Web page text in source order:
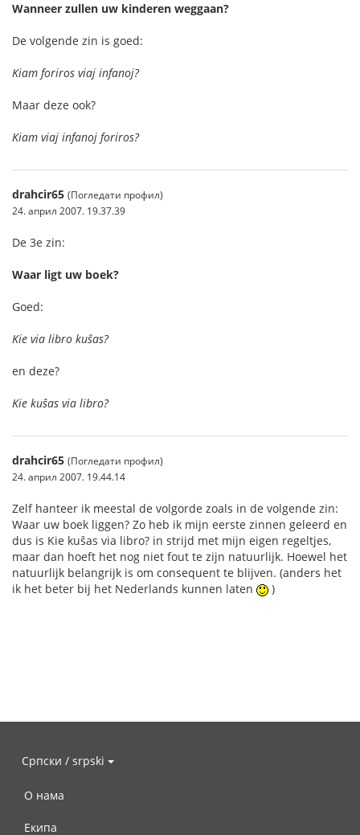
Wanneer zullen uw kinderen weggaan?
De volgende zin is goed:
Kiam foriros viaj infanoj?
Maar deze ook?
Kiam viaj infanoj foriros?
drahcir65 (Погледати профил)
24. април 2007. 19.37.39
De 3e zin:
Waar ligt uw boek?
Goed:
Kie via libro kuŝas?
en deze?
Kie kuŝas via libro?
drahcir65 (Погледати профил)
24. април 2007. 19.44.14
Zelf hanteer ik meestal de volgorde zoals in de volgende zin:
Waar uw boek liggen? Zo heb ik mijn eerste zinnen geleerd en
dus is Kie kuŝas via libro? in strijd met mijn eigen regeltjes,
maar dan hoeft het nog niet fout te zijn natuurlijk. Hoewel het
natuurlijk belangrijk is om consequent te blijven. (anders het
ik het beter bij het Nederlands kunnen laten
)
Српски / srpski
О нама
Екипа